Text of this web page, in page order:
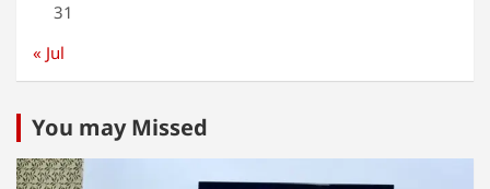
31
« Jul
You may Missed